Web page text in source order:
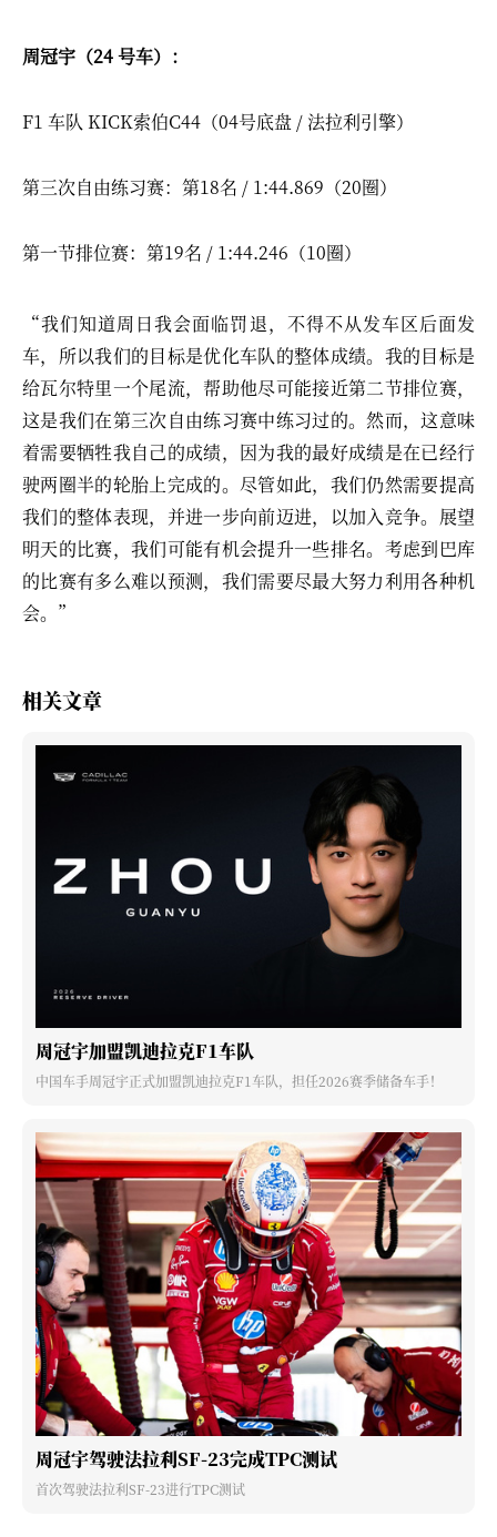
周冠宇（24 号车）：
F1 车队 KICK索伯C44（04号底盘 / 法拉利引擎）
第三次自由练习赛：第18名 / 1:44.869（20圈）
第一节排位赛：第19名 / 1:44.246（10圈）
“我们知道周日我会面临罚退，不得不从发车区后面发
车，所以我们的目标是优化车队的整体成绩。我的目标是
给瓦尔特里一个尾流，帮助他尽可能接近第二节排位赛，
这是我们在第三次自由练习赛中练习过的。然而，这意味
着需要牺牲我自己的成绩，因为我的最好成绩是在已经行
驶两圈半的轮胎上完成的。尽管如此，我们仍然需要提高
我们的整体表现，并进一步向前迈进，以加入竞争。展望
明天的比赛，我们可能有机会提升一些排名。考虑到巴库
的比赛有多么难以预测，我们需要尽最大努力利用各种机
会。”
相关文章
周冠宇加盟凯迪拉克F1车队
中国车手周冠宇正式加盟凯迪拉克F1车队，担任2026赛季储备车手！
周冠宇驾驶法拉利SF-23完成TPC测试
首次驾驶法拉利SF-23进行TPC测试